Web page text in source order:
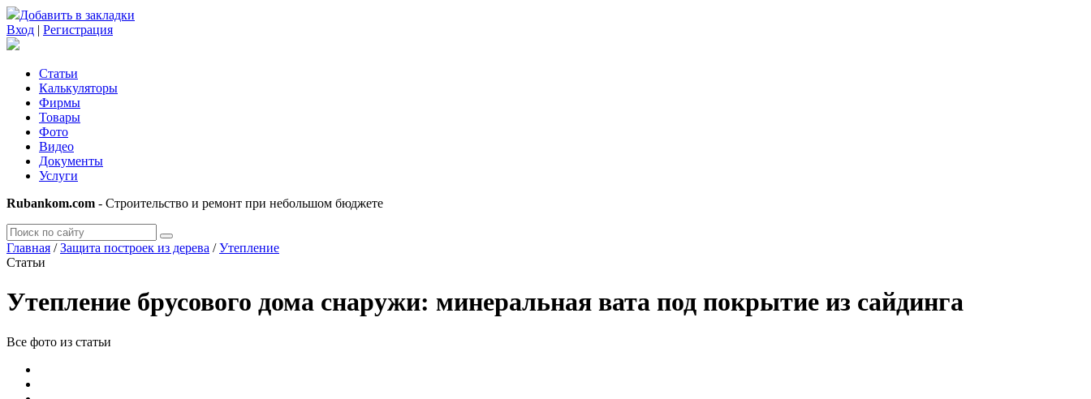
Добавить в закладки
Вход | Регистрация
Статьи
Калькуляторы
Фирмы
Товары
Фото
Видео
Документы
Услуги
Rubankom.com - Строительство и ремонт при небольшом бюджете
Главная /Защита построек из дерева /Утепление
Статьи
Утепление брусового дома снаружи: минеральная вата под покрытие из сайдинга
Все фото из статьи